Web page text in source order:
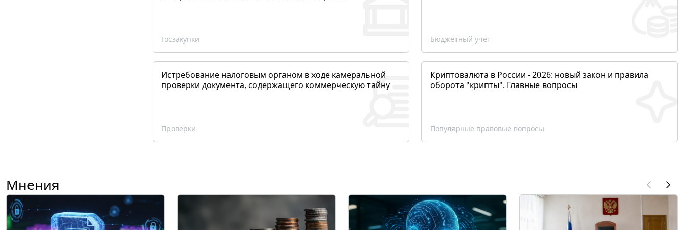
Госзакупки Бюджетный учет
Истребование налоговым органом в ходе камеральной
проверки документа, содержащего коммерческую тайну
Проверки
Криптовалюта в России - 2026: новый закон и правила
оборота "крипты". Главные вопросы
Популярные правовые вопросы
Мнения